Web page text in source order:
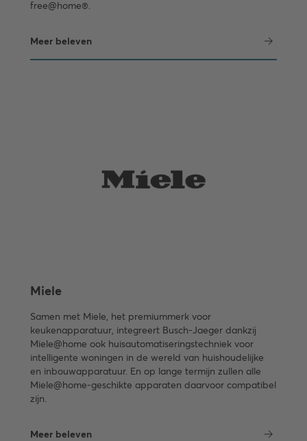
free@home®.
Meer beleven
Miele
Samen met Miele, het premiummerk voor
keukenapparatuur, integreert Busch-Jaeger dankzij
Miele@home ook huisautomatiseringstechniek voor
intelligente woningen in de wereld van huishoudelijke
en inbouwapparatuur. En op lange termijn zullen alle
Miele@home-geschikte apparaten daarvoor compatibel
zijn.
Meer beleven